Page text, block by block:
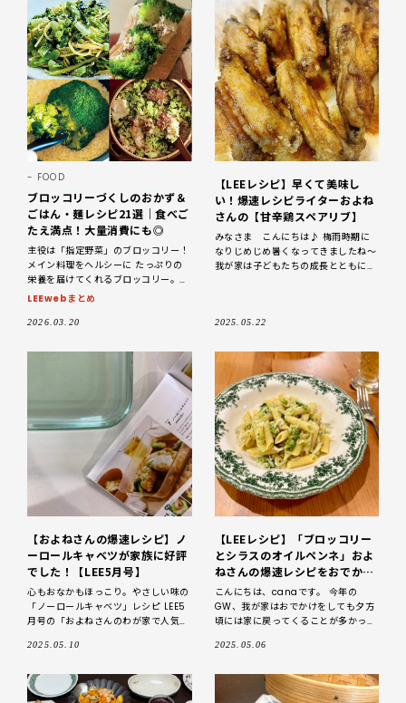
FOOD
ブロッコリーづくしのおかず＆
ごはん・麺レシピ21選｜食べご
たえ満点！大量消費にも◎
主役は「指定野菜」のブロッコリー！
メイン料理をヘルシーに たっぷりの
栄養を届けてくれるブロッコリー。簡
単に加熱するだけでおいしくヘルシ
ビジュアルも手
LEEwebまとめ
2026.03.20
【LEEレシピ】早くて美味し
い！爆速レシピライターおよね
さんの【甘辛鶏スペアリブ】
みなさま こんにちは♪ 梅雨時期に
なりじめじめ暑くなってきましたね〜
我が家は子どもたちの成長とともに傘
2025.05.22
【およねさんの爆速レシピ】ノ
ーロールキャベツが家族に好評
でした！【LEE5月号】
心もおなかもほっこり。やさしい味の
「ノーロールキャベツ」レシピ LEE5
月号の「およねさんのわが家で人気の
ャベツを作りました！ 結論からお伝
2025.05.10
【LEEレシピ】「ブロッコリー
とシラスのオイルペンネ」およ
ねさんの爆速レシピをおでかけ
後の晩ごはんに
こんにちは、canaです。 今年の
GW、我が家はおでかけをしても夕方
頃には家に戻ってくることが多かった
もささっと作れる「およねさんの爆速
2025.05.06